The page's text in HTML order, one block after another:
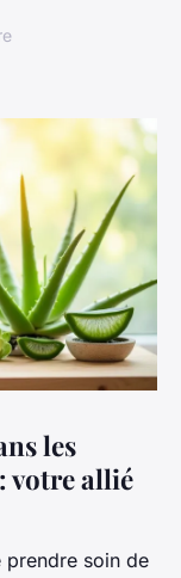
les
votre allié
prendre soin de